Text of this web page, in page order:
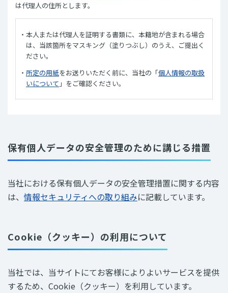
は代理人の住所とします。
本人または代理人を証明する書類に、本籍地が含まれる場合
は、当該箇所をマスキング（塗りつぶし）のうえ、ご提出く
ださい。
所定の用紙をお送りいただく前に、当社の「個人情報の取扱
いについて 」をご確認ください。
保有個人データの安全管理のために講じる措置
当社における保有個人データの安全管理措置に関する内容
は、 情報セキュリティへの取り組みに記載しています。
Cookie（クッキー）の利用について
当社では、当サイトにてお客様によりよいサービスを提供
するため、Cookie（クッキー）を利用しています。